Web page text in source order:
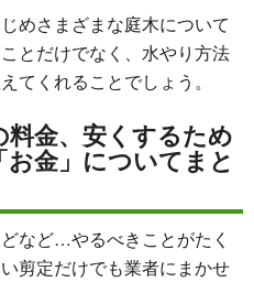
めさまざまな庭木について
とだけでなく、水やり方法
てくれることでしょう。
金、安くするため
金」についてまと
など…やるべきことがたく
剪定だけでも業者にまかせ